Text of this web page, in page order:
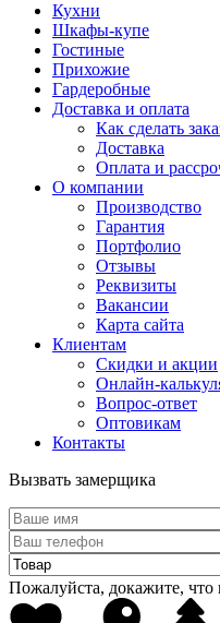
Кухни
Шкафы-купе
Гостиные
Прихожие
Гардеробные
Доставка и оплата
Как сделать
Доставка
Оплата и
О компании
Производство
Гарантия
Портфолио
Отзывы
Реквизиты
Вакансии
Карта сайта
Клиентам
Скидки и акции
Онлайн-
Вопрос-ответ
Оптовикам
Контакты
Вызвать замерщика
Пожалуйста, докажите, что